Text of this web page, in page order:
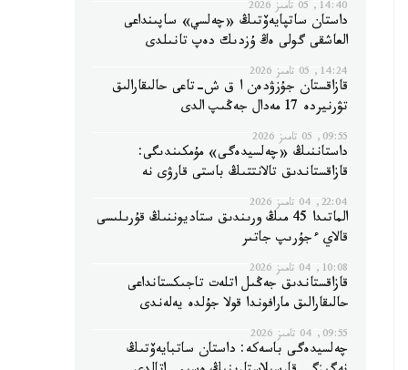
14:40, 05 تامىز 2026
داستان ساتپايەۆتىڭ «چەلسي» ساپىنداعى
العاشقى گولى ەڭ ۇزدىك دەپ تانىلدى
14:24, 05 تامىز 2026
قازاقستان جۇزۋدەن ا ق ش-تاعى حالىقارالىق
تۋرنيردە 17 مەدال جەڭىپ الدى
09:55, 05 تامىز 2026
داستاننىڭ «چەلسيدەگى» مۇمكىندىگى:
قازاقستاندىق تالانتتىڭ باستى قارۋى نە
22:04, 04 تامىز 2026
الماتىدا 45 مىڭ ورىندىق ستاديوننىڭ قۇرىلىسى
قالاي ءجۇرىپ جاتىر
10:08, 04 تامىز 2026
قازاقستاندىق جەڭىل اتلەت تاجىكستانداعى
حالىقارالىق مارافوندا قولا جۇلدە يەلەندى
09:55, 04 تامىز 2026
چەلسيدەگى باسەكە: داستان ساتبايەۆتىڭ